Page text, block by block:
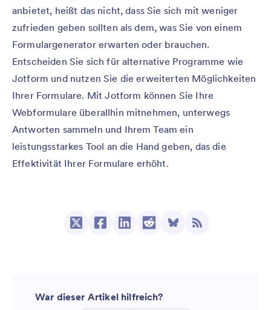
anbietet, heißt das nicht, dass Sie sich mit weniger
zufrieden geben sollten als dem, was Sie von einem
Formulargenerator erwarten oder brauchen.
Entscheiden Sie sich für alternative Programme wie
Jotform und nutzen Sie die erweiterten Möglichkeiten
Ihrer Formulare. Mit Jotform können Sie Ihre
Webformulare überallhin mitnehmen, unterwegs
Antworten sammeln und Ihrem Team ein
leistungsstarkes Tool an die Hand geben, das die
Effektivität Ihrer Formulare erhöht.
War dieser Artikel hilfreich?